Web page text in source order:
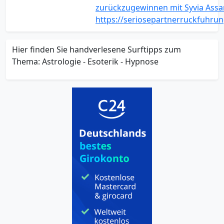
zurückzugewinnen mit Syvia
https://
Hier finden Sie handverlesene Surftipps zum
Thema: Astrologie - Esoterik - Hypnose